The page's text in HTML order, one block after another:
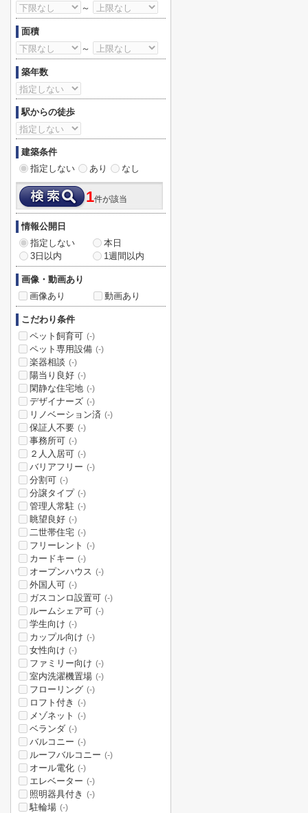
～
面積
～
築年数
駅からの徒歩
建築条件
指定しない
あり なし
1件が該当
情報公開日
指定しない
本日
3日以内
1週間以内
画像・動画あり
画像あり
動画あり
こだわり条件
ペット飼育可 (-)
ペット専用設備 (-)
楽器相談 (-)
陽当り良好 (-)
閑静な住宅地 (-)
デザイナーズ (-)
リノベーション済 (-)
保証人不要 (-)
事務所可 (-)
２人入居可 (-)
バリアフリー (-)
分割可 (-)
分譲タイプ (-)
管理人常駐 (-)
眺望良好 (-)
二世帯住宅 (-)
フリーレント (-)
カードキー (-)
オープンハウス (-)
外国人可 (-)
ガスコンロ設置可 (-)
ルームシェア可 (-)
学生向け (-)
カップル向け (-)
女性向け (-)
ファミリー向け (-)
室内洗濯機置場 (-)
フローリング (-)
ロフト付き (-)
メゾネット (-)
ベランダ (-)
バルコニー (-)
ルーフバルコニー (-)
オール電化 (-)
エレベーター (-)
照明器具付き (-)
駐輪場 (-)